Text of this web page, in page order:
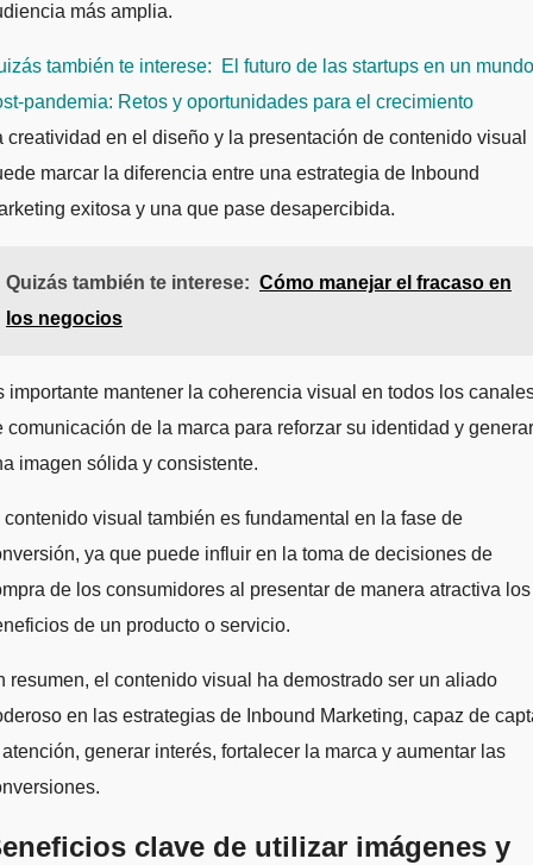
más amplia.
también te interese:
El futuro de las startups en un mundo
pandemia: Retos y oportunidades para el crecimiento
creatividad en el diseño y la presentación de contenido visual
marcar la diferencia entre una estrategia de Inbound
exitosa y una que pase desapercibida.
Quizás también te interese: Cómo manejar el fracaso en
los negocios
importante mantener la coherencia visual en todos los
comunicación de la marca para reforzar su identidad y generar
imagen sólida y consistente.
contenido visual también es fundamental en la fase de
ya que puede influir en la toma de decisiones de
de los consumidores al presentar de manera atractiva los
de un producto o servicio.
resumen, el contenido visual ha demostrado ser un aliado
en las estrategias de Inbound Marketing, capaz de
generar interés, fortalecer la marca y aumentar las
clave de utilizar imágenes y